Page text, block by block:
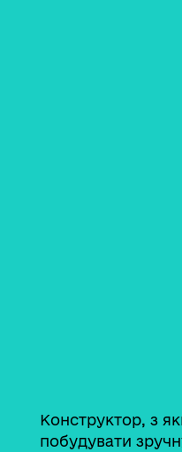
Конструктор, з
побудувати